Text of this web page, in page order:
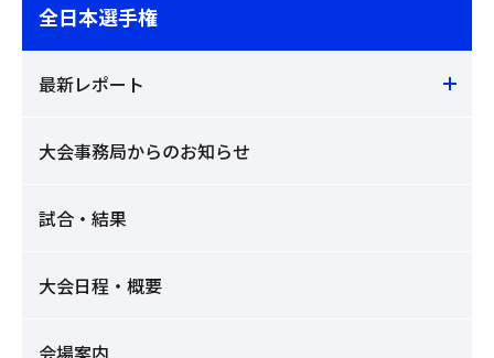
全日本選手権
最新レポート
大会事務局からのお知らせ
試合・結果
大会日程・概要
会場案内